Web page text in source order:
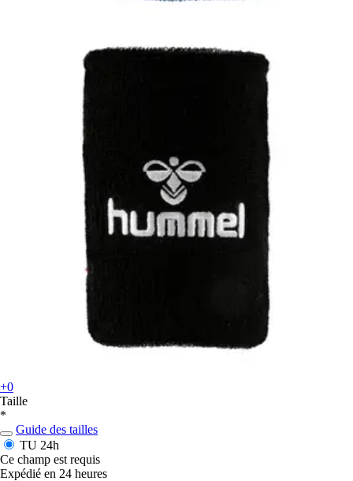
+0
Taille
*
Guide des tailles
TU 24h
Ce champ est requis
Expédié en 24 heures